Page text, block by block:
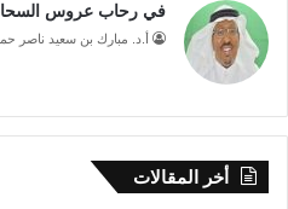
في رحاب عروس
أ.د. مبارك بن سعيد ناصر
أخر المقالات